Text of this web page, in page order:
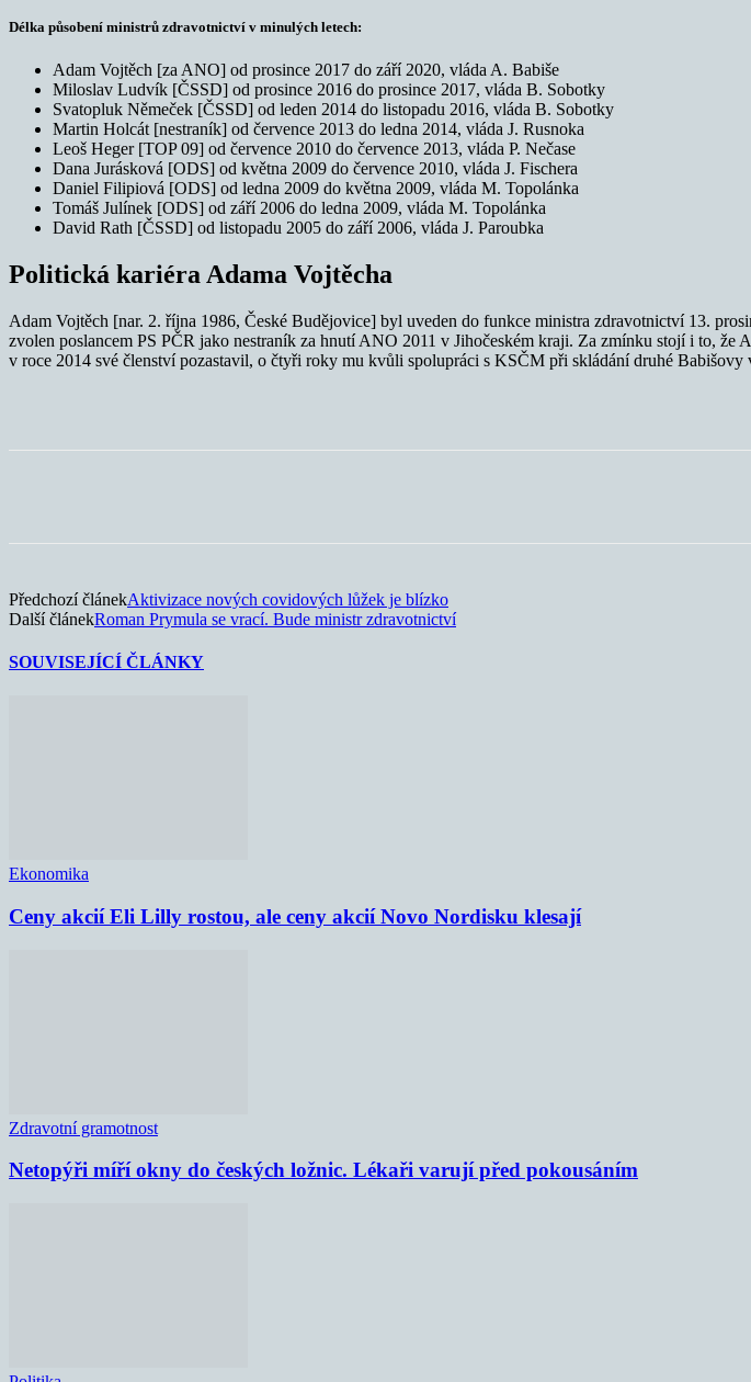
Délka působení ministrů zdravotnictví v minulých letech:
Adam Vojtěch [za ANO] od prosince 2017 do září 2020, vláda A. Babiše
Miloslav Ludvík [ČSSD] od prosince 2016 do prosince 2017, vláda B. Sobotky
Svatopluk Němeček [ČSSD] od leden 2014 do listopadu 2016, vláda B. Sobotky
Martin Holcát [nestraník] od července 2013 do ledna 2014, vláda J. Rusnoka
Leoš Heger [TOP 09] od července 2010 do července 2013, vláda P. Nečase
Dana Jurásková [ODS] od května 2009 do července 2010, vláda J. Fischera
Daniel Filipiová [ODS] od ledna 2009 do května 2009, vláda M. Topolánka
Tomáš Julínek [ODS] od září 2006 do ledna 2009, vláda M. Topolánka
David Rath [ČSSD] od listopadu 2005 do září 2006, vláda J. Paroubka
Politická kariéra Adama Vojtěcha
Adam Vojtěch [nar. 2. října 1986, České Budějovice] byl uveden do funkce ministra zdravotnictví 13.
zvolen poslancem PS PČR jako nestraník za hnutí ANO 2011 v Jihočeském kraji. Za zmínku stojí i to,
v roce 2014 své členství pozastavil, o čtyři roky mu kvůli spolupráci s KSČM při skládání druhé Babišovy
Předchozí článekAktivizace nových covidových lůžek je blízko
Další článekRoman Prymula se vrací. Bude ministr zdravotnictví
SOUVISEJÍCÍ ČLÁNKY
Ekonomika
Ceny akcií Eli Lilly rostou, ale ceny akcií Novo Nordisku klesají
Zdravotní gramotnost
Netopýři míří okny do českých ložnic. Lékaři varují před pokousáním